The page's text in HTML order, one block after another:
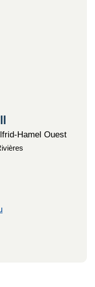
Hamel Ouest